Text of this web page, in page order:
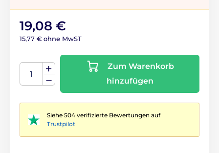
19,08 €
15,77 € ohne MwST
Zum Warenkorb
hinzufügen
Siehe 504 verifizierte Bewertungen auf
Trustpilot